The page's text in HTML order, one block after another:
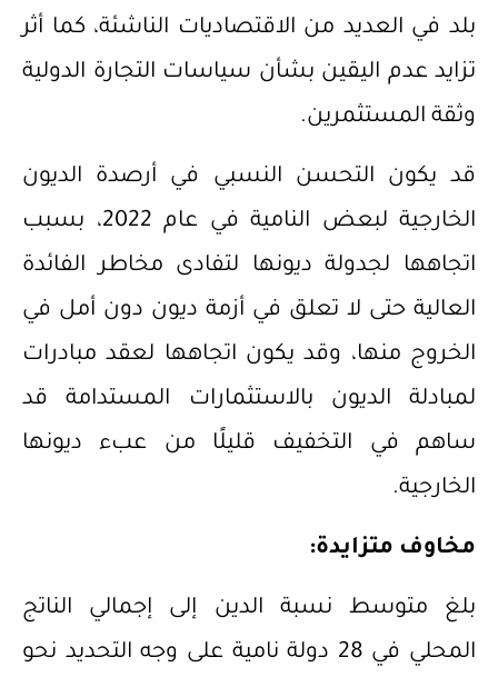
بلد في العديد من الاقتصاديات الناشئة، كما أثر
تزايد عدم اليقين بشأن سياسات التجارة الدولية
وثقة المستثمرين.
قد يكون التحسن النسبي في أرصدة الديون
الخارجية لبعض النامية في عام 2022، بسبب
اتجاهها لجدولة ديونها لتفادى مخاطر الفائدة
العالية حتى لا تعلق في أزمة ديون دون أمل في
الخروج منها، وقد يكون اتجاهها لعقد مبادرات
لمبادلة الديون بالاستثمارات المستدامة قد
ساهم في التخفيف قليلًا من عبء ديونها
الخارجية.
مخاوف متزايدة:
بلغ متوسط نسبة الدين إلى إجمالي الناتج
المحلي في 28 دولة نامية على وجه التحديد نحو